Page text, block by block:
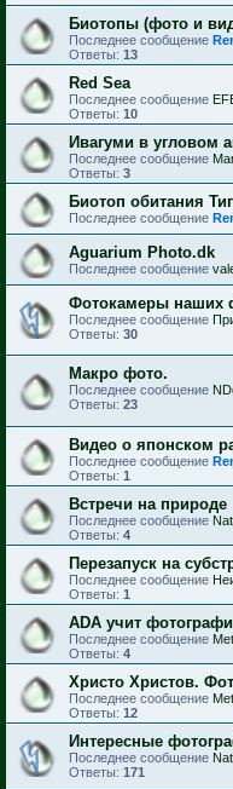
Биотопы (фото и
Последнее сообщение
Ответы: 13
Red Sea
Последнее сообщение
Ответы: 10
Ивагуми в угловом
Последнее сообщение
Ответы: 3
Биотоп обитания
Последнее сообщение
Aguarium Photo.dk
Последнее сообщение
Фотокамеры наших
Последнее сообщение
Ответы: 30
Макро фото.
Последнее сообщение
Ответы: 23
Видео о японском
Последнее сообщение
Ответы: 1
Встречи на природе
Последнее сообщение
Ответы: 4
Перезапуск на
Последнее сообщение
Ответы: 1
ADA учит
Последнее сообщение
Ответы: 4
Христо Христов.
Последнее сообщение
Ответы: 12
Интересные
Последнее сообщение
Ответы: 171